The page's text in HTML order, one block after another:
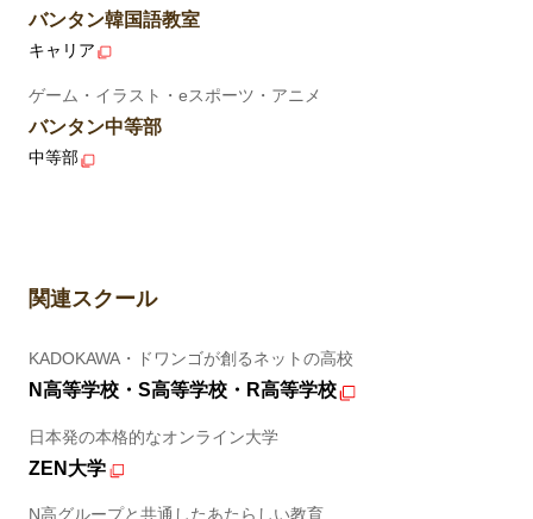
バンタン韓国語教室
キャリア
ゲーム・イラスト・eスポーツ・アニメ
バンタン中等部
中等部
関連スクール
KADOKAWA・ドワンゴが創るネットの高校
N高等学校・S高等学校・R高等学校
日本発の本格的なオンライン大学
ZEN大学
N高グループと共通したあたらしい教育